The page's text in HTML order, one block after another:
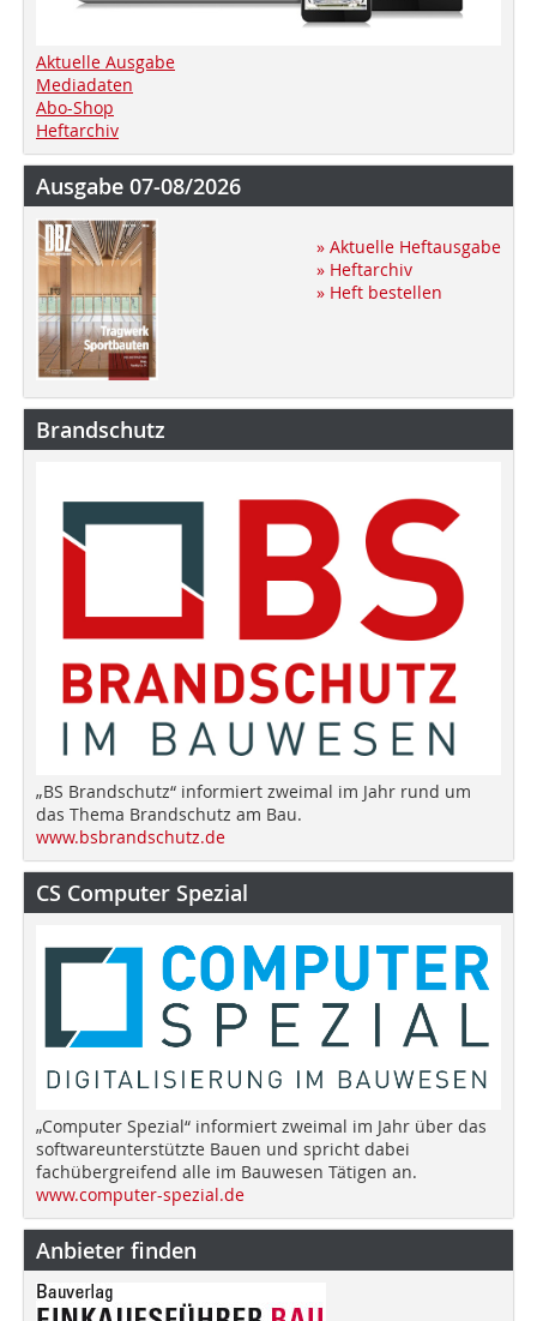
Aktuelle Ausgabe
Mediadaten
Abo-Shop
Heftarchiv
Ausgabe 07-08/2026
» Aktuelle Heftausgabe
» Heftarchiv
» Heft bestellen
Brandschutz
„BS Brandschutz“ informiert zweimal im Jahr rund um
das Thema Brandschutz am Bau.
www.bsbrandschutz.de
CS Computer Spezial
„Computer Spezial“ informiert zweimal im Jahr über das
softwareunterstützte Bauen und spricht dabei
fachübergreifend alle im Bauwesen Tätigen an.
www.computer-spezial.de
Anbieter finden